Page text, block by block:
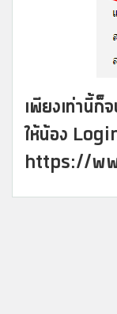
เพียงเท่านี้
ให้น้อง
https://